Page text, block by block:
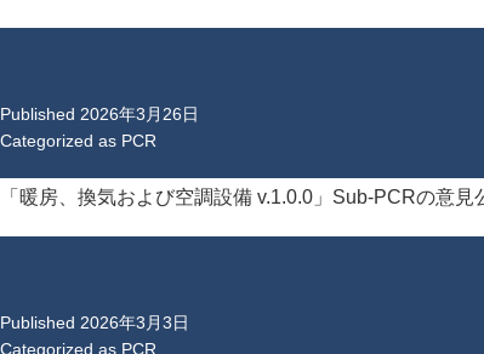
Published 2026年3月26日
Categorized as PCR
「暖房、換気および空調設備 v.1.0.0」Sub-PCRの意
Published 2026年3月3日
Categorized as PCR